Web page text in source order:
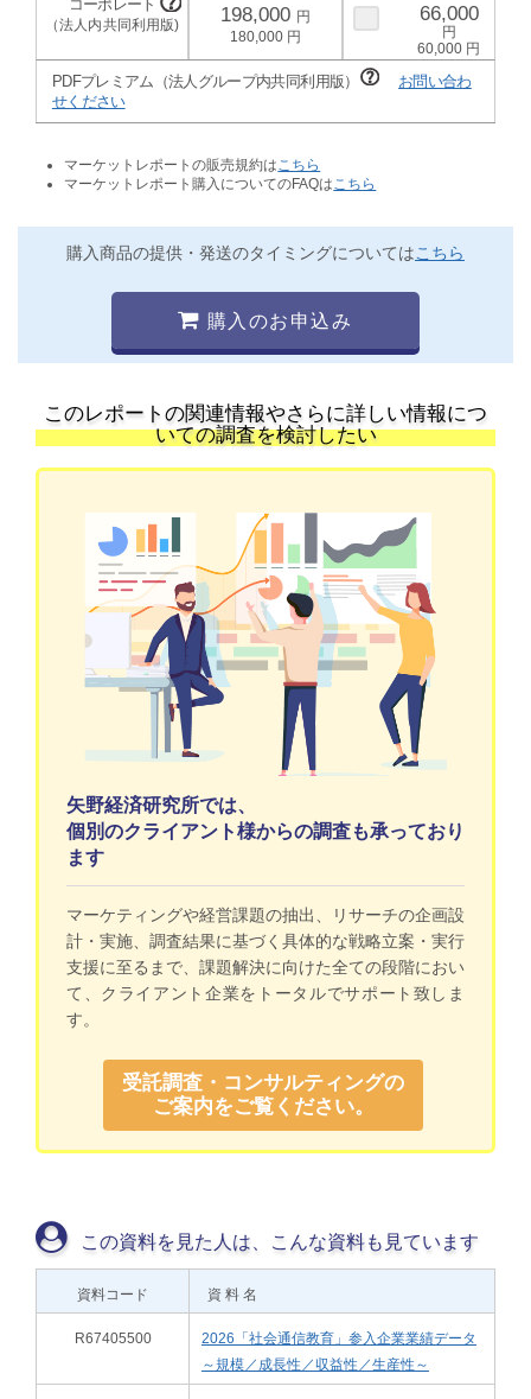
198,000
180,000
66,000
60,000
PDFプレミアム（法人グループ内共同利用版）
お問い合わ
せください
マーケットレポートの販売規約は こちら
マーケットレポート購入についてのFAQは こちら
購入商品の提供・発送のタイミングについてはこちら
購入のお申込み
このレポートの関連情報やさらに詳しい情報につ
いての調査を検討したい
矢野経済研究所では、
個別のクライアント様からの調査も承っており
ます
マーケティングや経営課題の抽出、リサーチの企画設
計・実施、調査結果に基づく具体的な戦略立案・実行
支援に至るまで、課題解決に向けた全ての段階におい
て、クライアント企業をトータルでサポート致しま
す。
受託調査・コンサルティングの
ご案内をご覧ください。
この資料を見た人は、こんな資料も見ています
資料コード 資 料 名
R67405500
2026「社会通信教育」参入企業業績データ
～規模／成長性／収益性／生産性～